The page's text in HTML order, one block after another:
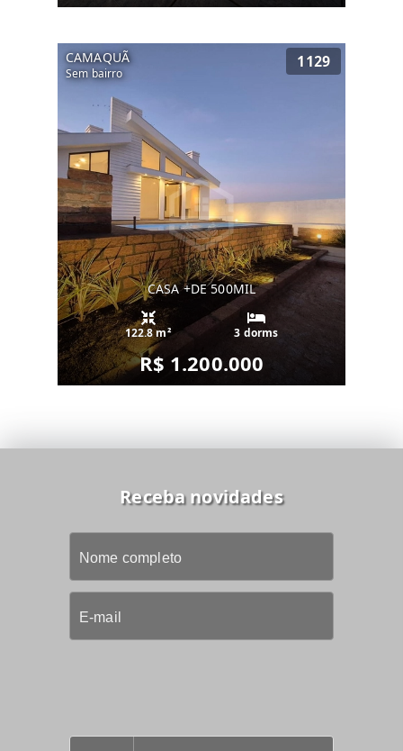
CAMAQUÃ
Sem bairro
1129
CASA +DE 500MIL
122.8 m² 3 dorms
R$ 1.200.000
Receba novidades